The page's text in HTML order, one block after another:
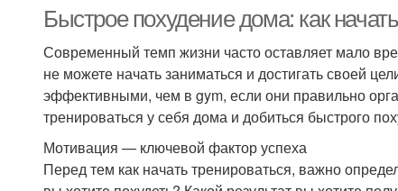
Быстрое похудение дома: как
Современный темп жизни часто оставляет мало
не можете начать заниматься и достигать своей
эффективными, чем в gym, если они правильно
тренироваться у себя дома и добиться быстрого
Мотивация — ключевой фактор успеха
Перед тем как начать тренироваться, важно